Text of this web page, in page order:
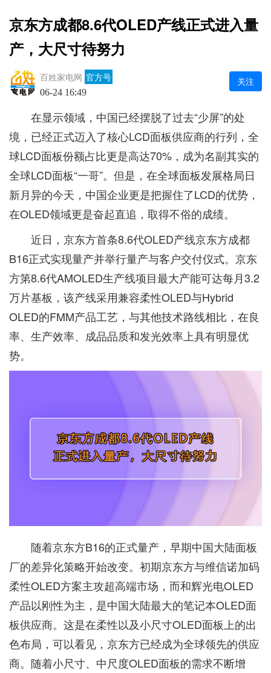
京东方成都8.6代OLED产线正式进入量
产，大尺寸待努力
百姓家电网 官方号
06-24 16:49
关注
在显示领域，中国已经摆脱了过去“少屏”的处
境，已经正式迈入了核心LCD面板供应商的行列，全
球LCD面板份额占比更是高达70%，成为名副其实的
全球LCD面板“一哥”。但是，在全球面板发展格局日
新月异的今天，中国企业更是把握住了LCD的优势，
在OLED领域更是奋起直追，取得不俗的成绩。
近日，京东方首条8.6代OLED产线京东方成都
B16正式实现量产并举行量产与客户交付仪式。京东
方第8.6代AMOLED生产线项目最大产能可达每月3.2
万片基板，该产线采用兼容柔性OLED与Hybrid
OLED的FMM产品工艺，与其他技术路线相比，在良
率、生产效率、成品品质和发光效率上具有明显优
势。
随着京东方B16的正式量产，早期中国大陆面板
厂的差异化策略开始改变。初期京东方与维信诺加码
柔性OLED方案主攻超高端市场，而和辉光电OLED
产品以刚性为主，是中国大陆最大的笔记本OLED面
板供应商。这是在柔性以及小尺寸OLED面板上的出
色布局，可以看见，京东方已经成为全球领先的供应
商。随着小尺寸、中尺度OLED面板的需求不断增